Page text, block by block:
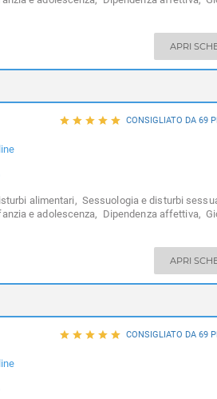
APRI
CONSIGLIATO DA 69
APRI
alimentari, Sessuologia e disturbi
e adolescenza, Dipendenza affettiva,
CONSIGLIATO DA 69